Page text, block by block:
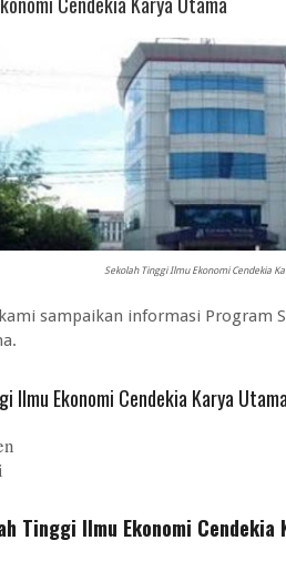
Sekolah Tinggi Ilmu Ekonomi Cendekia
sampaikan informasi Program
Ilmu Ekonomi Cendekia Karya Utama
Tinggi Ilmu Ekonomi